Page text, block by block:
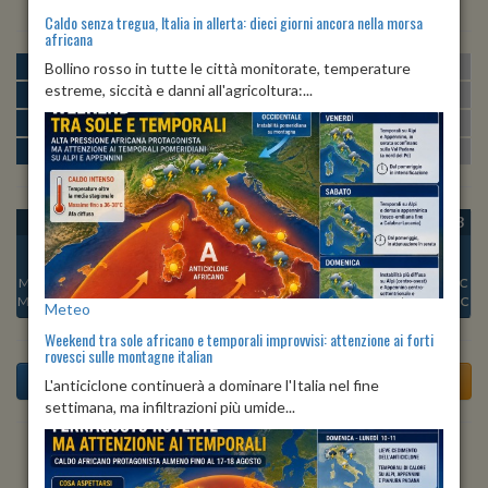
MATTINA min:23º max:28º U:57%
POMERIGGIO min:29º max:32º
SERA min: 27º max:34º U:73%-78%
NOTTE min:23º max:26º U:77%
OGGI
Min:
25°C
Max:26°C
SAB 08
Min:
23°C
Max:26°C
DOM 09
Min:22°C
Max:25°C
LUN 10
Min:23°C
Max:26°C
MAR 11
Min:
24°C
Max:26°C
MER 12
Min:23°C
Max:27°C
GIO 13
Min:
23°C
Max:27°C
Previsioni del Tempo a Angiari tra 3 giorni
Caldo senza tregua, Italia in allerta: dieci giorni ancora nella morsa
africana
Bollino rosso in tutte le città monitorate, temperature
estreme, siccità e danni all'agricoltura:...
Meteo
Weekend tra sole africano e temporali improvvisi: attenzione ai forti
rovesci sulle montagne italian
L'anticiclone continuerà a dominare l'Italia nel fine
settimana, ma infiltrazioni più umide...